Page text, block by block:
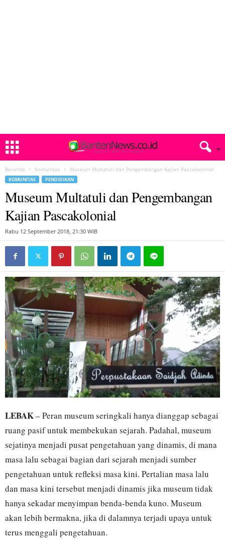
Beranda Komunitas Museum Multatuli dan Pengembangan Kajian Pascakolonial
KOMUNITAS PENDIDIKAN
Museum Multatuli dan Pengembangan
Kajian Pascakolonial
Rabu 12 September 2018, 21:30 WIB
LEBAK– Peran museum seringkali hanya dianggap sebagai
ruang pasif untuk membekukan sejarah. Padahal, museum
sejatinya menjadi pusat pengetahuan yang dinamis, di mana
masa lalu sebagai bagian dari sejarah menjadi sumber
pengetahuan untuk refleksi masa kini. Pertalian masa lalu
dan masa kini tersebut menjadi dinamis jika museum tidak
hanya sekadar menyimpan benda-benda kuno. Museum
akan lebih bermakna, jika di dalamnya terjadi upaya untuk
terus menggali pengetahuan.